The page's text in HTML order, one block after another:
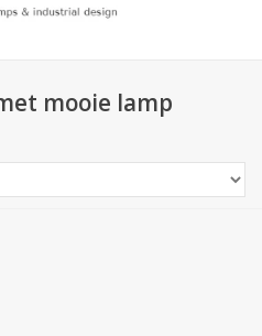
mooie lamp